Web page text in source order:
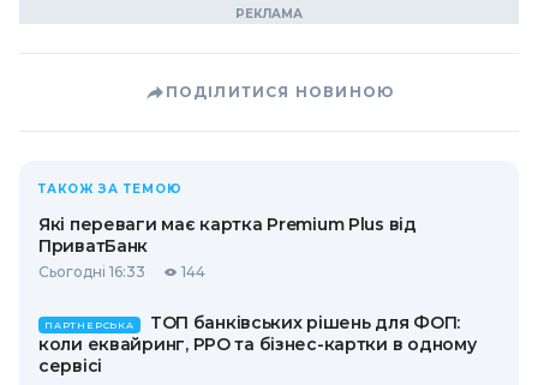
ПОДІЛИТИСЯ НОВИНОЮ
ТАКОЖ ЗА ТЕМОЮ
Які переваги має картка Premium Plus від
ПриватБанк
Сьогодні 16:33 144
ПАРТНЕРСЬКА
ТОП банківських рішень для ФОП:
коли еквайринг, РРО та бізнес-картки в одному
сервісі